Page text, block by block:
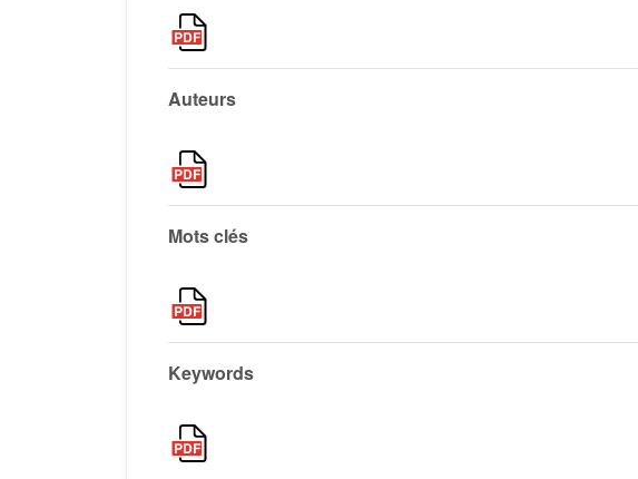
Auteurs
Mots clés
Keywords